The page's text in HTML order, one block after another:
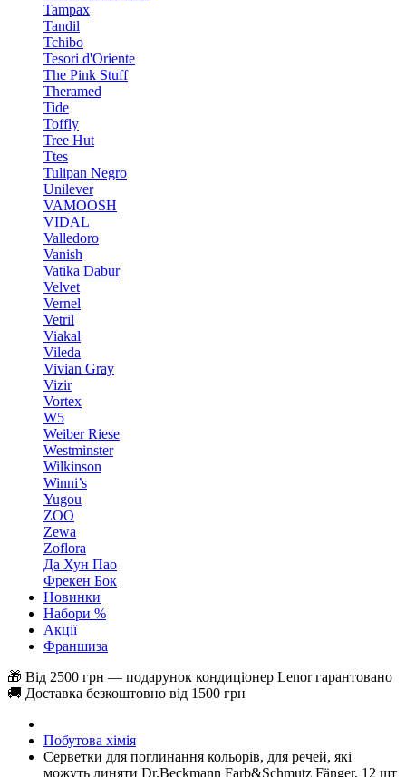
Tampax
Tandil
Tchibo
Tesori d'Oriente
The Pink Stuff
Theramed
Tide
Toffly
Tree Hut
Ttes
Tulipan Negro
Unilever
VAMOOSH
VIDAL
Valledoro
Vanish
Vatika Dabur
Velvet
Vernel
Vetril
Viakal
Vileda
Vivian Gray
Vizir
Vortex
W5
Weiber Riese
Westminster
Wilkinson
Winni’s
Yugou
ZOO
Zewa
Zoflora
Да Хун Пао
Фрекен Бок
Новинки
Набори %
Акції
Франшиза
🎁 Від 2500 грн — подарунок кондиціонер Lenor гарантовано
🚚 Доставка безкоштовно від 1500 грн
Побутова хімія
Cерветки для поглинання кольорів, для речей, які
можуть линяти Dr.Beckmann Farb&Schmutz Fänger, 12 шт